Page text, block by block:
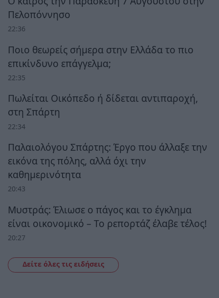
Πελοπόννησο
22:36
Ποιο θεωρείς σήμερα στην Ελλάδα το πιο
επικίνδυνο επάγγελμα;
22:35
Πωλείται Οικόπεδο ή δίδεται αντιπαροχή,
στη Σπάρτη
22:34
Παλαιολόγου Σπάρτης: Έργο που άλλαξε την
εικόνα της πόλης, αλλά όχι την
καθημερινότητα
20:43
Μυστράς: Έλιωσε ο πάγος και το έγκλημα
είναι οικονομικό – Το ρεπορτάζ έλαβε τέλος!
20:27
Δείτε όλες τις ειδήσεις